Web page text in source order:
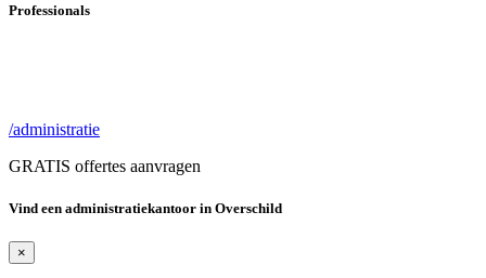
Professionals
/administratie
GRATIS offertes aanvragen
Vind een administratiekantoor in Overschild
×